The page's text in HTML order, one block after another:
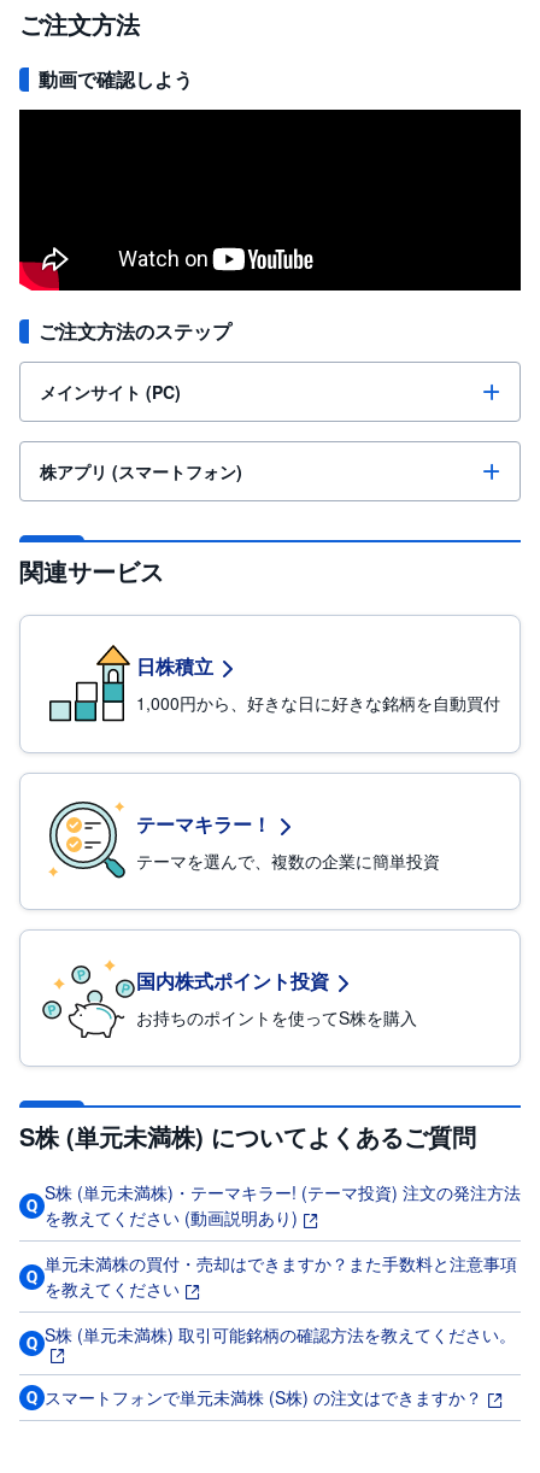
ご注文方法
動画で確認しよう
ご注文方法のステップ
メインサイト (PC)
株アプリ (スマートフォン)
関連サービス
日株積立
1,000円から、好きな日に好きな銘柄を自動買付
テーマキラー！
テーマを選んで、複数の企業に簡単投資
国内株式ポイント投資
お持ちのポイントを使ってS株を購入
S株 (単元未満株) についてよくあるご質問
S株 (単元未満株)・テーマキラー! (テーマ投資) 注文の発注方法
を教えてください (動画説明あり)
単元未満株の買付・売却はできますか？また手数料と注意事項
を教えてください
S株 (単元未満株) 取引可能銘柄の確認方法を教えてください。
スマートフォンで単元未満株 (S株) の注文はできますか？